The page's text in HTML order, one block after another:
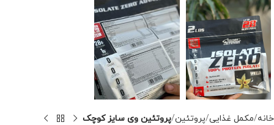
خانه مکمل غذایی پروتئین پروتئین وی سایز کوچک